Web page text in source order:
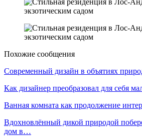
Похожие сообщения
Современный дизайн в объятиях
Как дизайнер преобразовал для себя
Ванная комната как продолжение
Вдохновлённый дикой природой
дом в…